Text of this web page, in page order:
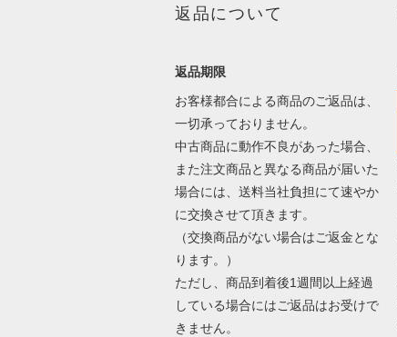
返品について
返品期限
お客様都合による商品のご返品は、
一切承っておりません。
中古商品に動作不良があった場合、
また注文商品と異なる商品が届いた
場合には、送料当社負担にて速やか
に交換させて頂きます。
（交換商品がない場合はご返金とな
ります。）
ただし、商品到着後1週間以上経過
している場合にはご返品はお受けで
きません。